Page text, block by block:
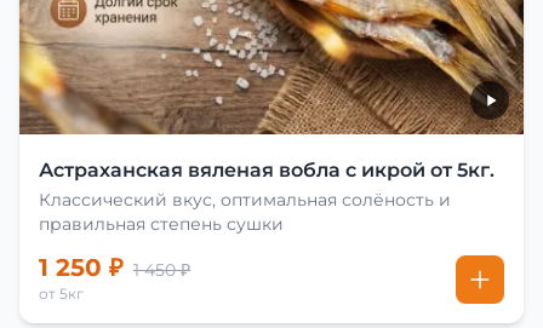
Астраханская вяленая вобла с икрой от 5кг.
Классический вкус, оптимальная солёность и
правильная степень сушки
1 250 ₽ 1 450 ₽
от 5кг